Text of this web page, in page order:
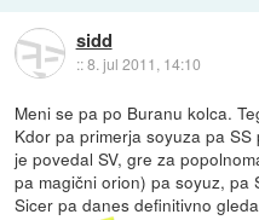
sidd
::8. jul 2011, 14:10
Meni se pa po Buranu kolca.
Kdor pa primerja soyuza pa
je povedal SV, gre za
pa magični orion) pa soyuz, pa
Sicer pa danes definitivno